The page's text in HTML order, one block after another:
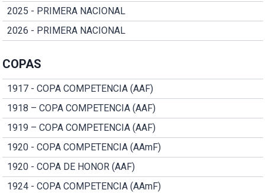
2025 - PRIMERA NACIONAL
2026 - PRIMERA NACIONAL
COPAS
1917 - COPA COMPETENCIA (AAF)
1918 – COPA COMPETENCIA (AAF)
1919 – COPA COMPETENCIA (AAF)
1920 - COPA COMPETENCIA (AAmF)
1920 - COPA DE HONOR (AAF)
1924 - COPA COMPETENCIA (AAmF)